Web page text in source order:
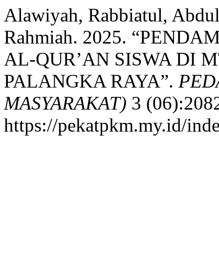
Alawiyah, Rabbiatul,
Rahmiah. 2025.
AL-QUR’AN SISWA DI
PALANGKA RAYA”.
MASYARAKAT) 3
https://pekatpkm.my.id/